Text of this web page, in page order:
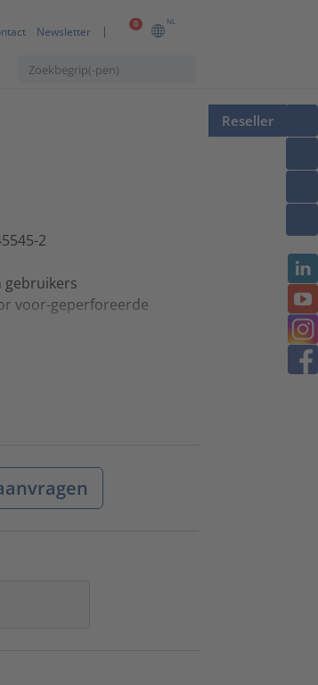
0 NL
Newsletter
Reseller
2
gebruikers
voor-geperforeerde